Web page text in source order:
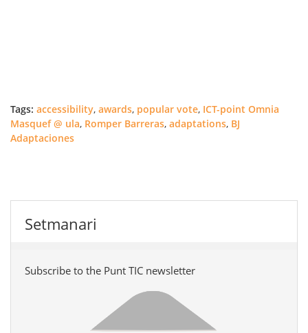
Tags: accessibility, awards, popular vote, ICT-point Omnia
Masquef @ ula, Romper Barreras, adaptations, BJ
Adaptaciones
Setmanari
Subscribe to the Punt TIC newsletter